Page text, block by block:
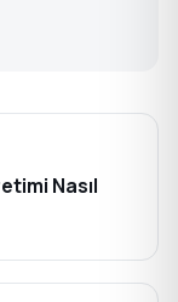
Nasıl